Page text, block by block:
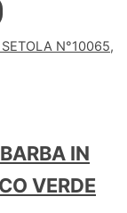
IN
VERDE